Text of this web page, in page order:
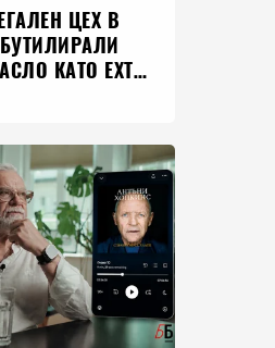
ЦЕХ В
КАТО EXTRA